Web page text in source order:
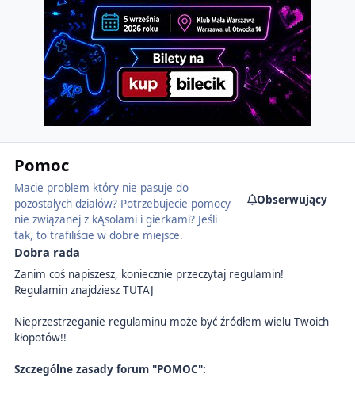
Pomoc
Macie problem który nie pasuje do
pozostałych działów? Potrzebujecie pomocy
nie związanej z kĄsolami i gierkami? Jeśli
tak, to trafiliście w dobre miejsce.
Obserwujący
Dobra rada
Zanim coś napiszesz, koniecznie przeczytaj regulamin!
Regulamin znajdziesz TUTAJ
Nieprzestrzeganie regulaminu może być źródłem wielu Twoich
kłopotów!!
Szczególne zasady forum "POMOC":